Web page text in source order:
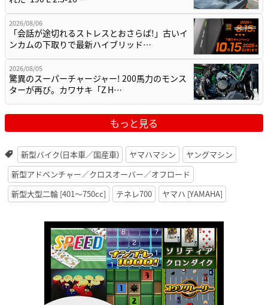
2026/08/06
「会話が途切れるストレスとおさらば!」古いイ
ンカムの下取りで最新ハイブリッド…
2026/08/05
驚異のスーパーチャージャー! 200馬力のモンス
ターが再び。カワサキ「Z H…
もっと見る
新型バイク(日本車／国産車) ヤマハマシン
ヤングマシン
新型アドベンチャー／クロスオーバー／オフロード
新型大型二輪 [401〜750cc]
テネレ700 ヤマハ [YAMAHA]